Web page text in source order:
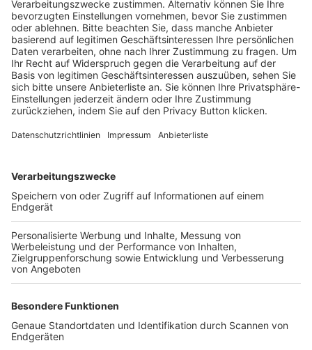
Schulungsangebot Vereinsmitarbeiter
BFV-Geschäftsstellen
Trainerbörse
Login SpielPlus
FOLGE DEM BFV
TOP-VEREINE
TOP-PARTNER